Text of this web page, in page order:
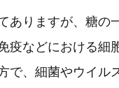
ありますが、糖
疫などにおける細
で、細菌やウイル